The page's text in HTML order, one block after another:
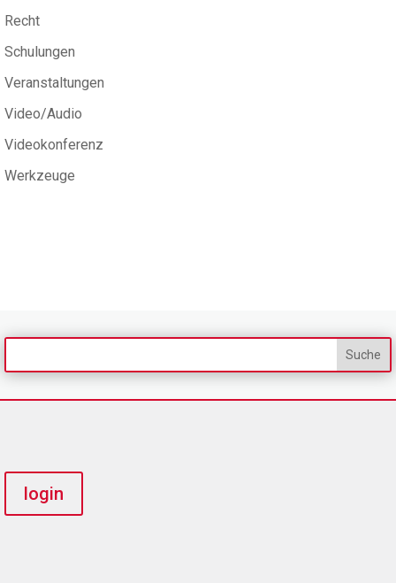
Recht
Schulungen
Veranstaltungen
Video/Audio
Videokonferenz
Werkzeuge
login